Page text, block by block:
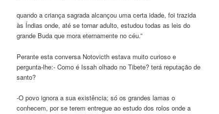
quando a criança sagrada alcançou uma certa idade, foi trazida
às Índias onde, até se tornar adulto, estudou todas as leis do
grande Buda que mora eternamente no céu.”
Perante esta conversa Notovicth estava muito curioso e
pergunta-lhe:- Como é Issah olhado no Tibete? terá reputação de
santo?
-O povo ignora a sua existência; só os grandes lamas o
conhecem, por se terem entregue ao estudo dos rolos onde a